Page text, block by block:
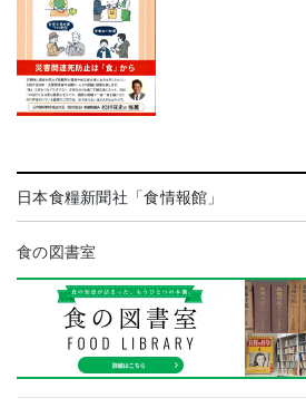
日本食糧新聞社「食情報館」
食の図書室